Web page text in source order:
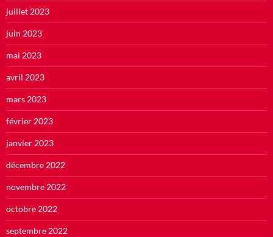
juillet 2023
juin 2023
mai 2023
avril 2023
mars 2023
février 2023
janvier 2023
décembre 2022
novembre 2022
octobre 2022
septembre 2022